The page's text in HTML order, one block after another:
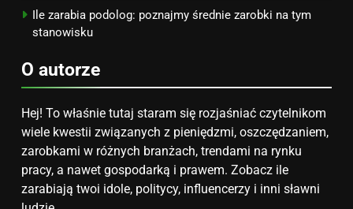
Ile zarabia podolog: poznajmy średnie zarobki na tym
stanowisku
O autorze
Hej! To właśnie tutaj staram się rozjaśniać czytelnikom
wiele kwestii związanych z pieniędzmi, oszczędzaniem,
zarobkami w różnych branżach, trendami na rynku
pracy, a nawet gospodarką i prawem. Zobacz ile
zarabiają twoi idole, politycy, influencerzy i inni sławni